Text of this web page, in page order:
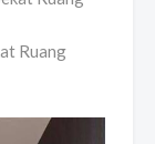
Ruang